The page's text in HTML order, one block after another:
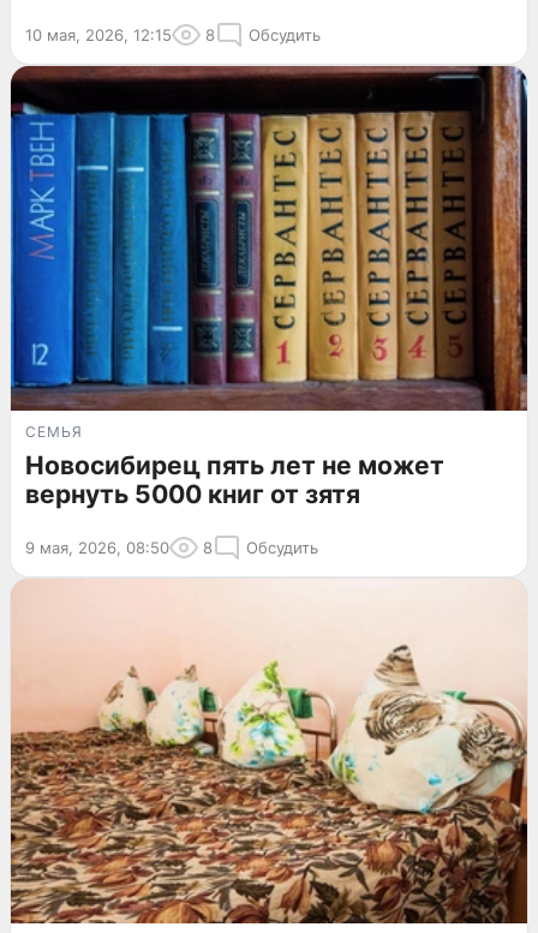
10 мая, 2026, 12:15 8 Обсудить
СЕМЬЯ
Новосибирец пять лет не может
вернуть 5000 книг от зятя
9 мая, 2026, 08:50 8 Обсудить